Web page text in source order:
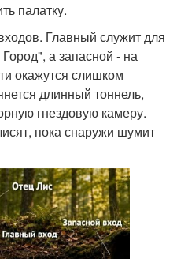
палатку.
Главный служит для
а запасной - на
окажутся слишком
длинный тоннель,
гнездовую камеру.
пока снаружи шумит